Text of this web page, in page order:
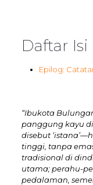
Daftar Isi
Epilog:
“Ibukota
panggung kayu
disebut
tinggi, tanpa
tradisional di
utama; perahu-
pedalaman,